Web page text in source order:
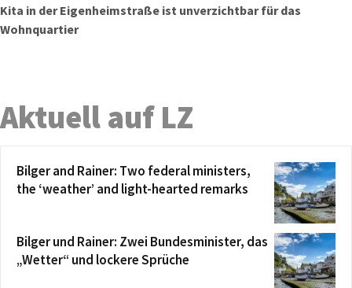
Kita in der Eigenheimstraße ist unverzichtbar für das
Wohnquartier
Aktuell auf LZ
Bilger and Rainer: Two federal ministers,
the ‘weather’ and light-hearted remarks
Bilger und Rainer: Zwei Bundesminister, das
„Wetter“ und lockere Sprüche